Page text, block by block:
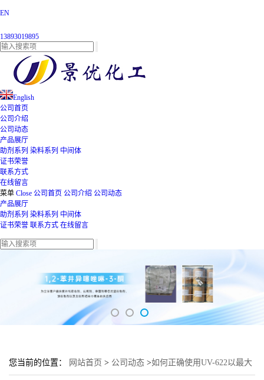
EN
13893019895
English
公司首页
公司介绍
公司动态
产品展厅
助剂系列 染料系列 中间体
证书荣誉
联系方式
在线留言
菜单 Close 公司首页 公司介绍 公司动态
产品展厅
助剂系列 染料系列 中间体
证书荣誉 联系方式 在线留言
您当前的位置： 网站首页 > 公司动态 >如何正确使用UV-622以最大